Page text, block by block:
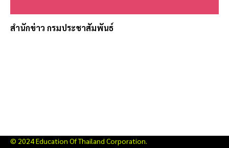
สำนักข่าว กรมประชาสัมพันธ์
© 2024 Education Of Thailand Corporation.